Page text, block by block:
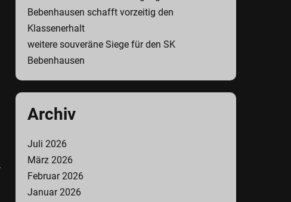
Bebenhausen schafft vorzeitig den
Klassenerhalt
weitere souveräne Siege für den SK
Bebenhausen
Archiv
Juli 2026
März 2026
Februar 2026
Januar 2026